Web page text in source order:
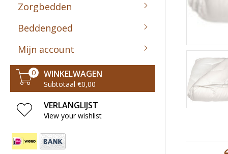
Combitop Zorg Line
Zorgbedden
Beddengoed
Mijn account
0 WINKELWAGEN
Subtotaal €0,00
VERLANGLIJST
View your wishlist